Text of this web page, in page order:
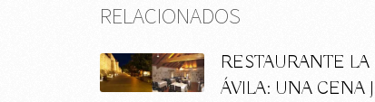
RELACIONADOS
RESTAURANTE LA
ÁVILA: UNA CENA